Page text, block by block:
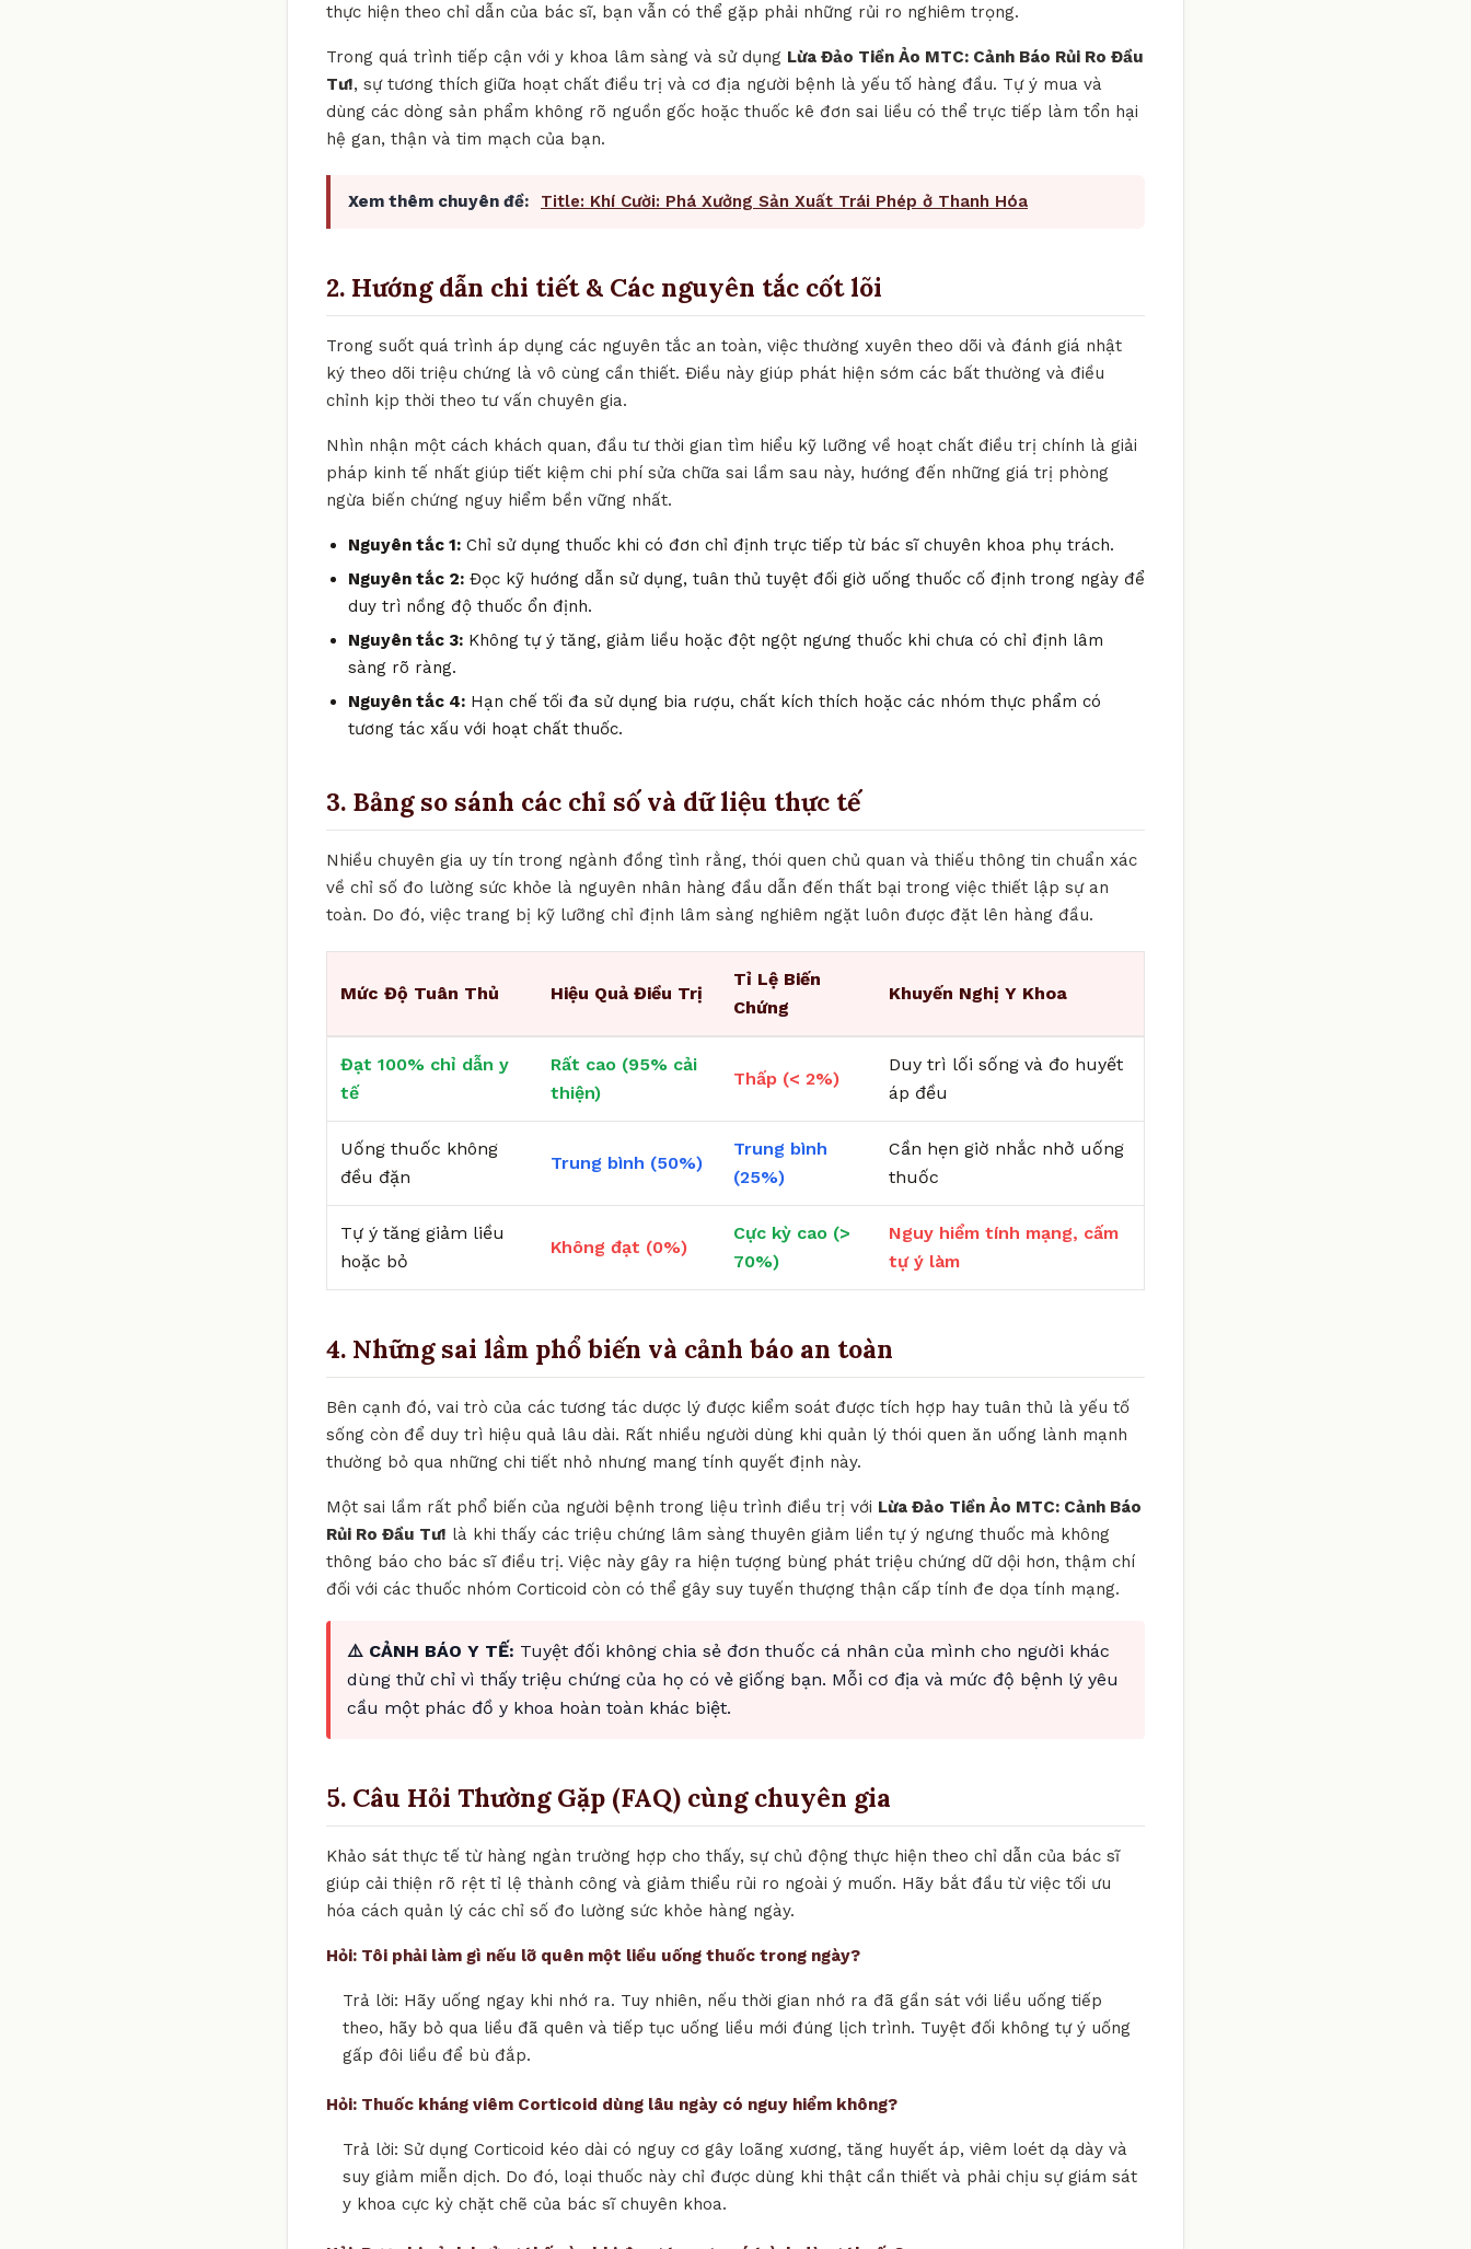
thực hiện theo chỉ dẫn của bác sĩ, bạn vẫn có thể gặp phải những rủi ro nghiêm trọng.
Trong quá trình tiếp cận với y khoa lâm sàng và sử dụng Lừa Đảo Tiền Ảo MTC: Cảnh Báo Rủi Ro Đầu
Tư!, sự tương thích giữa hoạt chất điều trị và cơ địa người bệnh là yếu tố hàng đầu. Tự ý mua và
dùng các dòng sản phẩm không rõ nguồn gốc hoặc thuốc kê đơn sai liều có thể trực tiếp làm tổn hại
hệ gan, thận và tim mạch của bạn.
Xem thêm chuyên đề: Title: Khí Cười: Phá Xưởng Sản Xuất Trái Phép ở Thanh Hóa
2. Hướng dẫn chi tiết & Các nguyên tắc cốt lõi
Trong suốt quá trình áp dụng các nguyên tắc an toàn, việc thường xuyên theo dõi và đánh giá nhật
ký theo dõi triệu chứng là vô cùng cần thiết. Điều này giúp phát hiện sớm các bất thường và điều
chỉnh kịp thời theo tư vấn chuyên gia.
Nhìn nhận một cách khách quan, đầu tư thời gian tìm hiểu kỹ lưỡng về hoạt chất điều trị chính là giải
pháp kinh tế nhất giúp tiết kiệm chi phí sửa chữa sai lầm sau này, hướng đến những giá trị phòng
ngừa biến chứng nguy hiểm bền vững nhất.
Nguyên tắc 1: Chỉ sử dụng thuốc khi có đơn chỉ định trực tiếp từ bác sĩ chuyên khoa phụ trách.
Nguyên tắc 2: Đọc kỹ hướng dẫn sử dụng, tuân thủ tuyệt đối giờ uống thuốc cố định trong ngày để
duy trì nồng độ thuốc ổn định.
Nguyên tắc 3: Không tự ý tăng, giảm liều hoặc đột ngột ngưng thuốc khi chưa có chỉ định lâm
sàng rõ ràng.
Nguyên tắc 4: Hạn chế tối đa sử dụng bia rượu, chất kích thích hoặc các nhóm thực phẩm có
tương tác xấu với hoạt chất thuốc.
3. Bảng so sánh các chỉ số và dữ liệu thực tế
Nhiều chuyên gia uy tín trong ngành đồng tình rằng, thói quen chủ quan và thiếu thông tin chuẩn xác
về chỉ số đo lường sức khỏe là nguyên nhân hàng đầu dẫn đến thất bại trong việc thiết lập sự an
toàn. Do đó, việc trang bị kỹ lưỡng chỉ định lâm sàng nghiêm ngặt luôn được đặt lên hàng đầu.
Mức Độ Tuân Thủ Hiệu Quả Điều Trị
Tỉ Lệ Biến
Chứng
Khuyến Nghị Y Khoa
Đạt 100% chỉ dẫn y
tế
Rất cao (95% cải
thiện)
Thấp (< 2%)
Duy trì lối sống và đo huyết
áp đều
Uống thuốc không
đều đặn
Trung bình (50%)
Trung bình
(25%)
Cần hẹn giờ nhắc nhở uống
thuốc
Tự ý tăng giảm liều
hoặc bỏ
Không đạt (0%)
Cực kỳ cao (>
70%)
Nguy hiểm tính mạng, cấm
tự ý làm
4. Những sai lầm phổ biến và cảnh báo an toàn
Bên cạnh đó, vai trò của các tương tác dược lý được kiểm soát được tích hợp hay tuân thủ là yếu tố
sống còn để duy trì hiệu quả lâu dài. Rất nhiều người dùng khi quản lý thói quen ăn uống lành mạnh
thường bỏ qua những chi tiết nhỏ nhưng mang tính quyết định này.
Một sai lầm rất phổ biến của người bệnh trong liệu trình điều trị với Lừa Đảo Tiền Ảo MTC: Cảnh Báo
Rủi Ro Đầu Tư! là khi thấy các triệu chứng lâm sàng thuyên giảm liền tự ý ngưng thuốc mà không
thông báo cho bác sĩ điều trị. Việc này gây ra hiện tượng bùng phát triệu chứng dữ dội hơn, thậm chí
đối với các thuốc nhóm Corticoid còn có thể gây suy tuyến thượng thận cấp tính đe dọa tính mạng.
⚠️ CẢNH BÁO Y TẾ: Tuyệt đối không chia sẻ đơn thuốc cá nhân của mình cho người khác
dùng thử chỉ vì thấy triệu chứng của họ có vẻ giống bạn. Mỗi cơ địa và mức độ bệnh lý yêu
cầu một phác đồ y khoa hoàn toàn khác biệt.
5. Câu Hỏi Thường Gặp (FAQ) cùng chuyên gia
Khảo sát thực tế từ hàng ngàn trường hợp cho thấy, sự chủ động thực hiện theo chỉ dẫn của bác sĩ
giúp cải thiện rõ rệt tỉ lệ thành công và giảm thiểu rủi ro ngoài ý muốn. Hãy bắt đầu từ việc tối ưu
hóa cách quản lý các chỉ số đo lường sức khỏe hàng ngày.
Hỏi: Tôi phải làm gì nếu lỡ quên một liều uống thuốc trong ngày?
Trả lời: Hãy uống ngay khi nhớ ra. Tuy nhiên, nếu thời gian nhớ ra đã gần sát với liều uống tiếp
theo, hãy bỏ qua liều đã quên và tiếp tục uống liều mới đúng lịch trình. Tuyệt đối không tự ý uống
gấp đôi liều để bù đắp.
Hỏi: Thuốc kháng viêm Corticoid dùng lâu ngày có nguy hiểm không?
Trả lời: Sử dụng Corticoid kéo dài có nguy cơ gây loãng xương, tăng huyết áp, viêm loét dạ dày và
suy giảm miễn dịch. Do đó, loại thuốc này chỉ được dùng khi thật cần thiết và phải chịu sự giám sát
y khoa cực kỳ chặt chẽ của bác sĩ chuyên khoa.